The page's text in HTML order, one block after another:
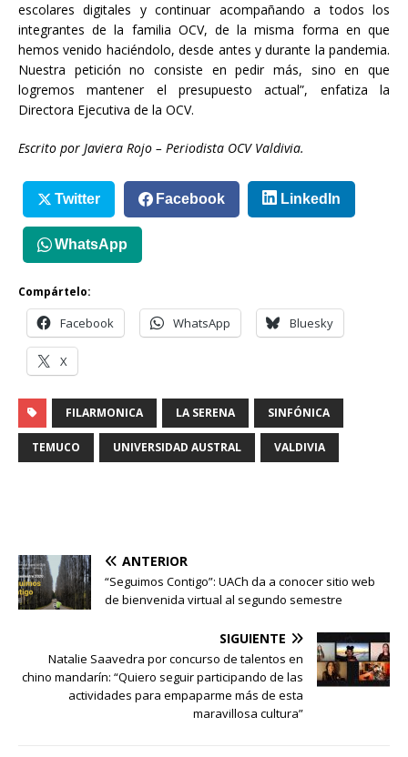
escolares digitales y continuar acompañando a todos los
integrantes de la familia OCV, de la misma forma en que
hemos venido haciéndolo, desde antes y durante la pandemia.
Nuestra petición no consiste en pedir más, sino en que
logremos mantener el presupuesto actual”, enfatiza la
Directora Ejecutiva de la OCV.
Escrito por Javiera Rojo – Periodista OCV Valdivia.
Twitter Facebook LinkedIn
WhatsApp
Compártelo:
Facebook WhatsApp Bluesky
X
FILARMONICA LA SERENA SINFÓNICA
TEMUCO UNIVERSIDAD AUSTRAL VALDIVIA
ANTERIOR
“Seguimos Contigo”: UACh da a conocer sitio web
de bienvenida virtual al segundo semestre
SIGUIENTE
Natalie Saavedra por concurso de talentos en
chino mandarín: “Quiero seguir participando de las
actividades para empaparme más de esta
maravillosa cultura”